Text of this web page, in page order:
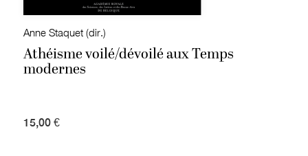
Anne Staquet (dir.)
Athéisme voilé/dévoilé aux Temps
modernes
15,00 €